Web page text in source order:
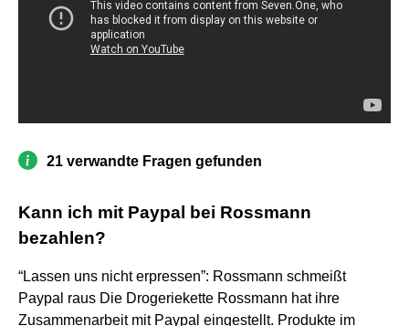
21 verwandte Fragen gefunden
Kann ich mit Paypal bei Rossmann
bezahlen?
“Lassen uns nicht erpressen”: Rossmann schmeißt
Paypal raus Die Drogeriekette Rossmann hat ihre
Zusammenarbeit mit Paypal eingestellt. Produkte im